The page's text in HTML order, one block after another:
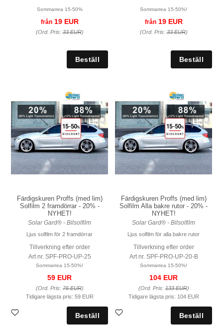
Sommarrea 15-50%
från19 EUR
(Ord. Pris:33 EUR)
Sommarrea 15-50%!
från19 EUR
(Ord. Pris:33 EUR)
Färdigskuren Proffs (med lim)
Solfilm 2 framdörrar - 20% -
NYHET!
Solar Gard® - Bilsolfilm
Ljus solfilm för 2 framdörrar
Tillverkning efter order
Art nr. SPF-PRO-UP-25
Sommarrea 15-50%!
59 EUR
(Ord. Pris:76 EUR)
Tidigare lägsta pris: 59 EUR
Färdigskuren Proffs (med lim)
Solfilm Alla bakre rutor - 20% -
NYHET!
Solar Gard® - Bilsolfilm
Ljus solfilm för alla bakre rutor
Tillverkning efter order
Art nr. SPF-PRO-UP-20-B
Sommarrea 15-50%!
104 EUR
(Ord. Pris:133 EUR)
Tidigare lägsta pris: 104 EUR